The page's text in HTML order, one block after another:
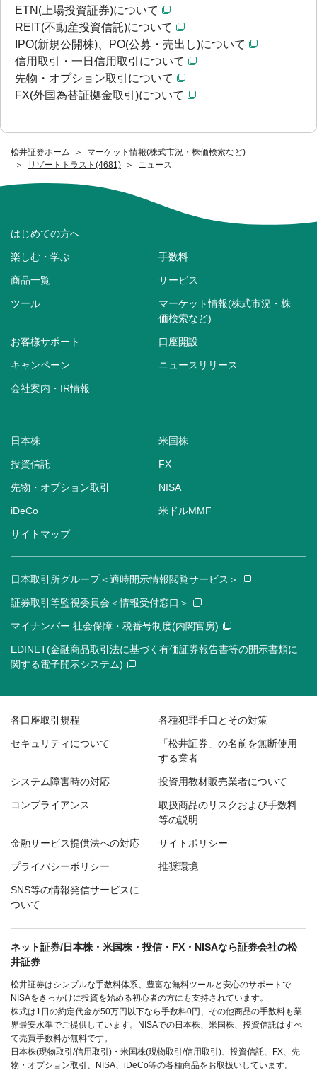
松井証券ホーム
マーケット情報(株式市況・株価検索など)
リゾートトラスト(4681)
ニュース
ETN(上場投資証券)について
REIT(不動産投資信託)について
IPO(新規公開株)、PO(公募・売出し)について
信用取引・一日信用取引について
先物・オプション取引について
FX(外国為替証拠金取引)について
はじめての方へ
楽しむ・学ぶ 手数料
商品一覧 サービス
ツール
マーケット情報(株式市況・株
価検索など)
お客様サポート 口座開設
キャンペーン ニュースリリース
会社案内・IR情報
日本株 米国株
投資信託 FX
先物・オプション取引 NISA
iDeCo 米ドルMMF
サイトマップ
日本取引所グループ＜適時開示情報閲覧サービス＞
証券取引等監視委員会＜情報受付窓口＞
マイナンバー 社会保障・税番号制度(内閣官房)
EDINET(金融商品取引法に基づく有価証券報告書等の開示書類に
関する電子開示システム)
各口座取引規程 各種犯罪手口とその対策
セキュリティについて
「松井証券」の名前を無断使用
する業者
システム障害時の対応 投資用教材販売業者について
コンプライアンス
取扱商品のリスクおよび手数料
等の説明
金融サービス提供法への対応 サイトポリシー
プライバシーポリシー 推奨環境
SNS等の情報発信サービスに
ついて
ネット証券/日本株・米国株・投信・FX・NISAなら証券会社の松
井証券
松井証券はシンプルな手数料体系、豊富な無料ツールと安心のサポートで
NISAをきっかけに投資を始める初心者の方にも支持されています。
株式は1日の約定代金が50万円以下なら手数料0円、その他商品の手数料も業
界最安水準でご提供しています。NISAでの日本株、米国株、投資信託はすべ
て売買手数料が無料です。
日本株(現物取引/信用取引)・米国株(現物取引/信用取引)、投資信託、FX、先
物・オプション取引、NISA、iDeCo等の各種商品をお取扱いしています。